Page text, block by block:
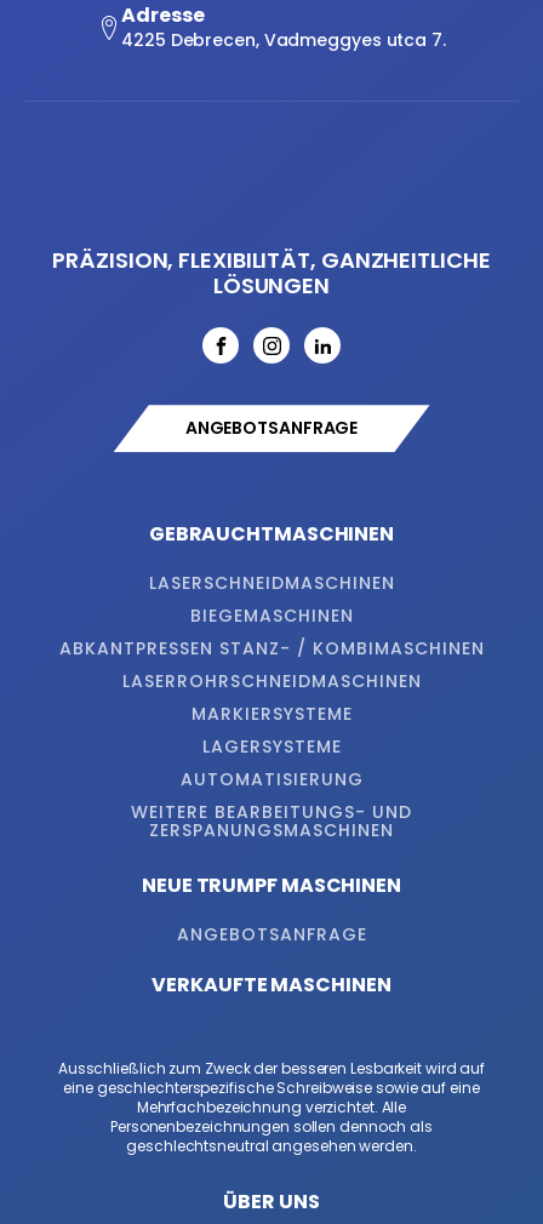
Adresse
4225 Debrecen, Vadmeggyes utca 7.
PRÄZISION, FLEXIBILITÄT, GANZHEITLICHE
LÖSUNGEN
ANGEBOTSANFRAGE
GEBRAUCHTMASCHINEN
LASERSCHNEIDMASCHINEN
BIEGEMASCHINEN
ABKANTPRESSEN STANZ- / KOMBIMASCHINEN
LASERROHRSCHNEIDMASCHINEN
MARKIERSYSTEME
LAGERSYSTEME
AUTOMATISIERUNG
WEITERE BEARBEITUNGS- UND
ZERSPANUNGSMASCHINEN
NEUE TRUMPF MASCHINEN
ANGEBOTSANFRAGE
VERKAUFTE MASCHINEN
Ausschließlich zum Zweck der besseren Lesbarkeit wird auf
eine geschlechterspezifische Schreibweise sowie auf eine
Mehrfachbezeichnung verzichtet. Alle
Personenbezeichnungen sollen dennoch als
geschlechtsneutral angesehen werden.
ÜBER UNS